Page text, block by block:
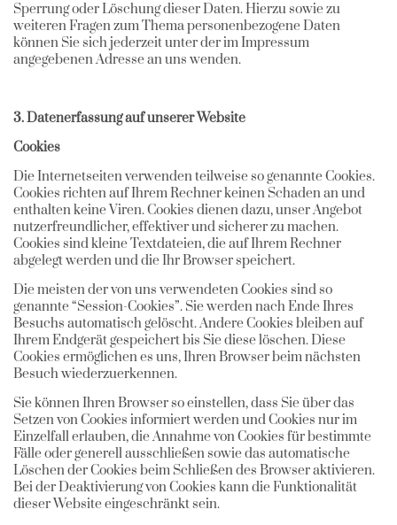
Sperrung oder Löschung dieser Daten. Hierzu sowie zu
weiteren Fragen zum Thema personenbezogene Daten
können Sie sich jederzeit unter der im Impressum
angegebenen Adresse an uns wenden.
3. Datenerfassung auf unserer Website
Cookies
Die Internetseiten verwenden teilweise so genannte Cookies.
Cookies richten auf Ihrem Rechner keinen Schaden an und
enthalten keine Viren. Cookies dienen dazu, unser Angebot
nutzerfreundlicher, effektiver und sicherer zu machen.
Cookies sind kleine Textdateien, die auf Ihrem Rechner
abgelegt werden und die Ihr Browser speichert.
Die meisten der von uns verwendeten Cookies sind so
genannte “Session-Cookies”. Sie werden nach Ende Ihres
Besuchs automatisch gelöscht. Andere Cookies bleiben auf
Ihrem Endgerät gespeichert bis Sie diese löschen. Diese
Cookies ermöglichen es uns, Ihren Browser beim nächsten
Besuch wiederzuerkennen.
Sie können Ihren Browser so einstellen, dass Sie über das
Setzen von Cookies informiert werden und Cookies nur im
Einzelfall erlauben, die Annahme von Cookies für bestimmte
Fälle oder generell ausschließen sowie das automatische
Löschen der Cookies beim Schließen des Browser aktivieren.
Bei der Deaktivierung von Cookies kann die Funktionalität
dieser Website eingeschränkt sein.